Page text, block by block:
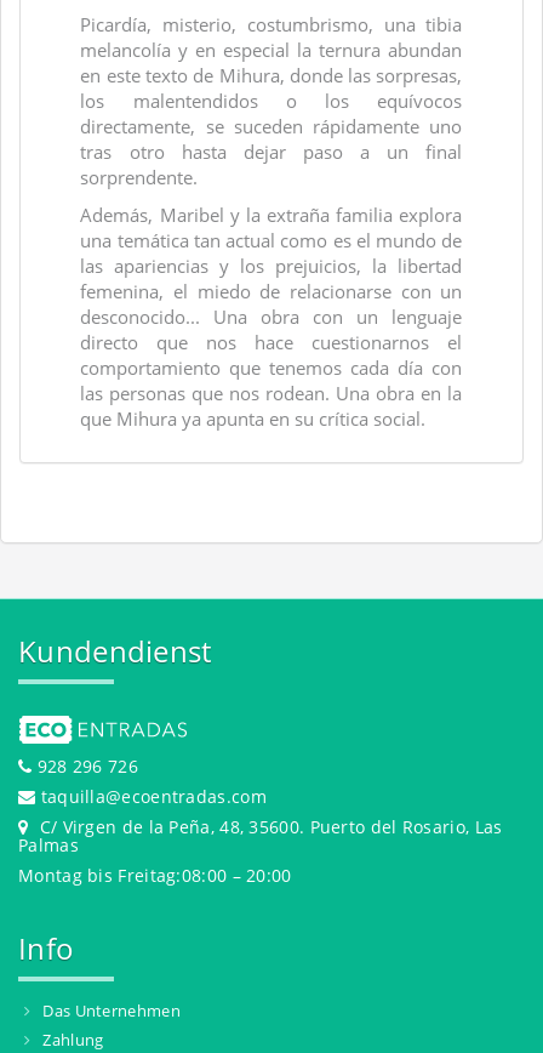
Picardía, misterio, costumbrismo, una tibia
melancolía y en especial la ternura abundan
en este texto de Mihura, donde las sorpresas,
los malentendidos o los equívocos
directamente, se suceden rápidamente uno
tras otro hasta dejar paso a un final
sorprendente.
Además, Maribel y la extraña familia explora
una temática tan actual como es el mundo de
las apariencias y los prejuicios, la libertad
femenina, el miedo de relacionarse con un
desconocido... Una obra con un lenguaje
directo que nos hace cuestionarnos el
comportamiento que tenemos cada día con
las personas que nos rodean. Una obra en la
que Mihura ya apunta en su crítica social.
Kundendienst
928 296 726
taquilla@ecoentradas.com
C/ Virgen de la Peña, 48, 35600. Puerto del Rosario, Las
Palmas
Montag bis Freitag:08:00 – 20:00
Info
Das Unternehmen
Zahlung